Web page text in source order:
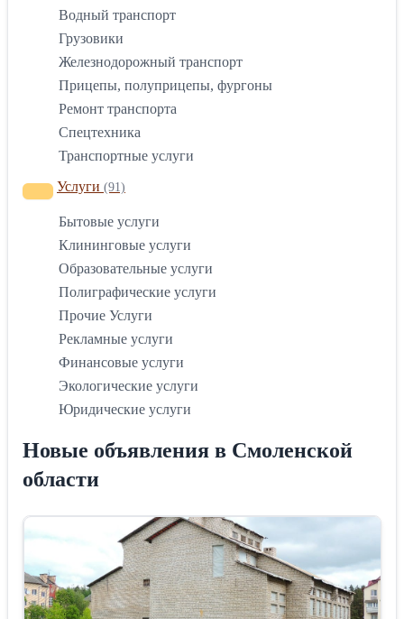
Водный транспорт
Грузовики
Железнодорожный транспорт
Прицепы, полуприцепы, фургоны
Ремонт транспорта
Спецтехника
Транспортные услуги
Услуги (91)
Бытовые услуги
Клининговые услуги
Образовательные услуги
Полиграфические услуги
Прочие Услуги
Рекламные услуги
Финансовые услуги
Экологические услуги
Юридические услуги
Новые объявления в Смоленской
области